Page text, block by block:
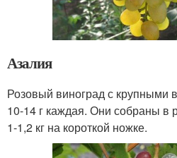
Азалия
Розовый виноград с крупными
10-14 г каждая. Они собраны в
1-1,2 кг на короткой ножке.